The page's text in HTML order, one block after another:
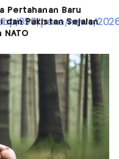
Pertahanan Baru
dan Pakistan Sejalan